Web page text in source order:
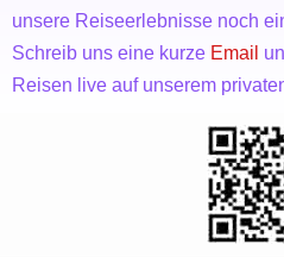
unsere Reiseerlebnisse noch
Schreib uns eine kurze Email
Reisen live auf unserem